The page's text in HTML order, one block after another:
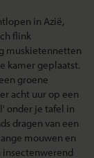
in Azië,
flink
muskietennetten
kamer geplaatst.
groene
acht uur op een
onder je tafel in
dragen van een
mouwen en
insectenwerend